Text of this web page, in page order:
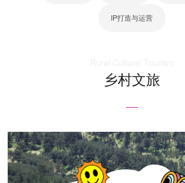
IP打造与运营
乡村文旅